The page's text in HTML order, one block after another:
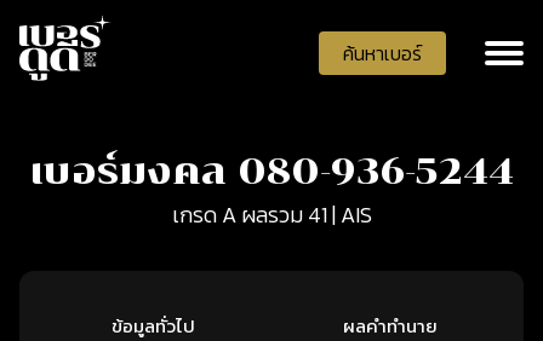
ค้นหาเบอร์
เบอร์มงคล 080-936-5244
เกรด A ผลรวม 41 | AIS
ข้อมูลทั่วไป ผลคำทำนาย